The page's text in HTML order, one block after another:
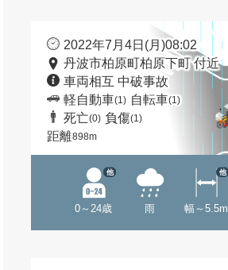
2022年7月4日(月)08:02
丹波市柏原町柏原下町 付近
車両相互 中破事故
軽自動車(1) 自転車(1)
死亡(0) 負傷(1)
距離898m
0～24歳
他
雨 幅～5.5m
他